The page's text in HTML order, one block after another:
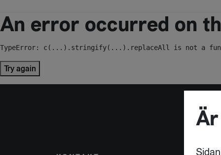
An error occurred on
TypeError: c(...).stringify(...).replaceAll is not a
Try again